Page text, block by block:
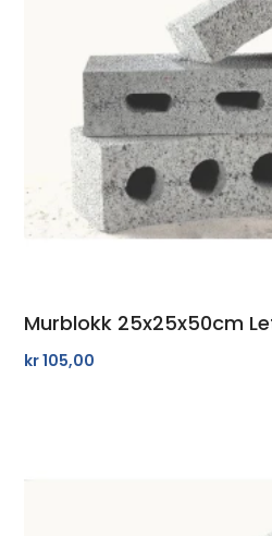
Murblokk 25x25x50cm
kr105,00